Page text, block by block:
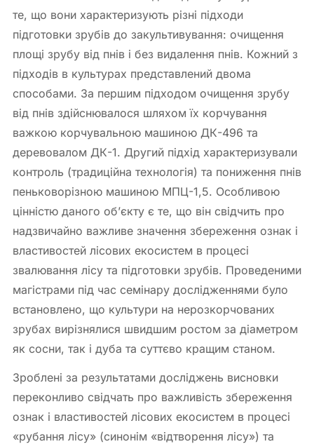
те, що вони характеризують різні підходи
підготовки зрубів до закультивування: очищення
площі зрубу від пнів і без видалення пнів. Кожний з
підходів в культурах представлений двома
способами. За першим підходом очищення зрубу
від пнів здійснювалося шляхом їх корчування
важкою корчувальною машиною ДК-496 та
деревовалом ДК-1. Другий підхід характеризували
контроль (традиційна технологія) та пониження пнів
пеньковорізною машиною МПЦ-1,5. Особливою
цінністю даного об’єкту є те, що він свідчить про
надзвичайно важливе значення збереження ознак і
властивостей лісових екосистем в процесі
звалювання лісу та підготовки зрубів. Проведеними
магістрами під час семінару дослідженнями було
встановлено, що культури на нерозкорчованих
зрубах вирізнялися швидшим ростом за діаметром
як сосни, так і дуба та суттєво кращим станом.
Зроблені за результатами досліджень висновки
переконливо свідчать про важливість збереження
ознак і властивостей лісових екосистем в процесі
«рубання лісу» (синонім «відтворення лісу») та